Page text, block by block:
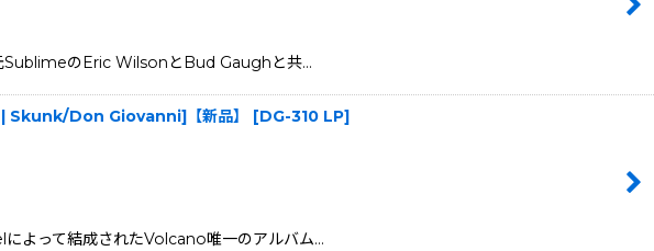
SublimeのEric WilsonとBud Gaughと共…
Don Giovanni]【新品】 [DG-310 LP]
って結成されたVolcano唯一のアルバム…